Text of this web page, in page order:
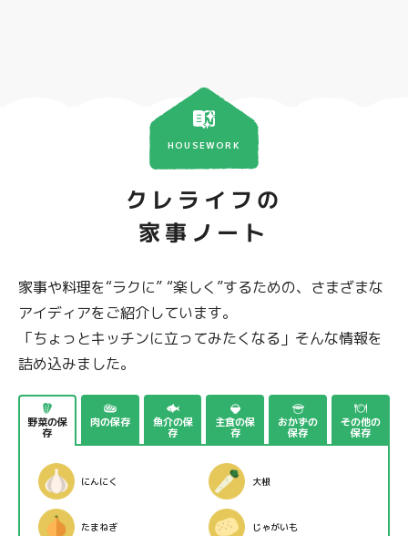
HOUSEWORK
クレライフの
家事ノート
家事や料理を“ラクに” “楽しく”するための、さまざまな
アイディアをご紹介しています。
「ちょっとキッチンに立ってみたくなる」そんな情報を
詰め込みました。
野菜の保
存
肉の保存 魚介の保
存
主食の保
存
おかずの
保存
その他の
保存
にんにく 大根
たまねぎ じゃがいも